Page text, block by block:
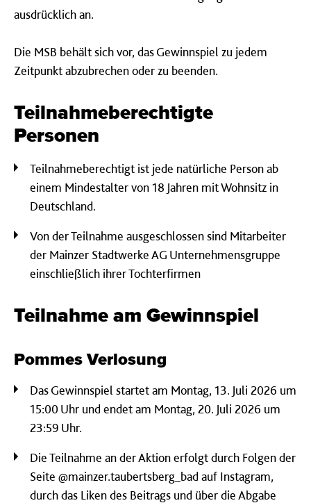
ausdrücklich an.
Die MSB behält sich vor, das Gewinnspiel zu jedem
Zeitpunkt abzubrechen oder zu beenden.
Teilnahmeberechtigte
Personen
Teilnahmeberechtigt ist jede natürliche Person ab
einem Mindestalter von 18 Jahren mit Wohnsitz in
Deutschland.
Von der Teilnahme ausgeschlossen sind Mitarbeiter
der Mainzer Stadtwerke AG Unternehmensgruppe
einschließlich ihrer Tochterfirmen
Teilnahme am Gewinnspiel
Pommes Verlosung
Das Gewinnspiel startet am Montag, 13. Juli 2026 um
15:00 Uhr und endet am Montag, 20. Juli 2026 um
23:59 Uhr.
Die Teilnahme an der Aktion erfolgt durch Folgen der
Seite @mainzer.taubertsberg_bad auf Instagram,
durch das Liken des Beitrags und über die Abgabe